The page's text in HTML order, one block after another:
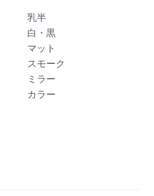
乳半
白・黒
マット
スモーク
ミラー
カラー